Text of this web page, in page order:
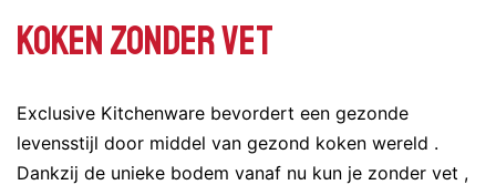
Koken zonder vet
Exclusive Kitchenware bevordert een gezonde
levensstijl door middel van gezond koken wereld .
Dankzij de unieke bodem vanaf nu kun je zonder vet ,